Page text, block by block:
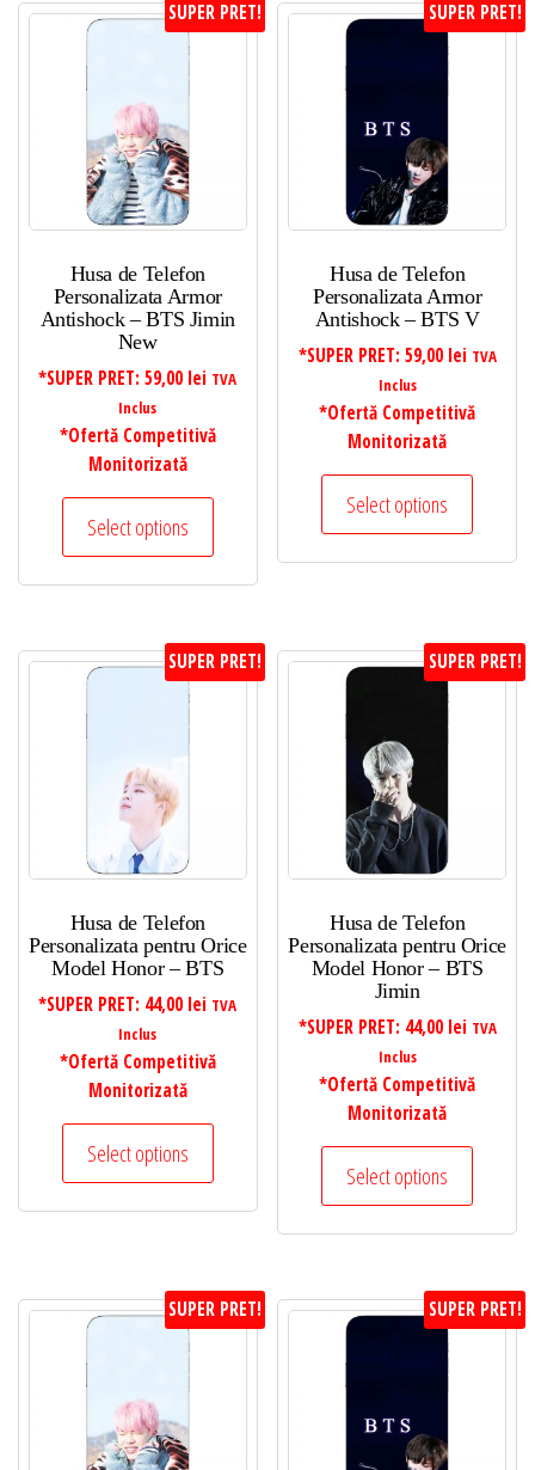
SUPER PRET!
Husa de Telefon
Personalizata Armor
Antishock – BTS Jimin
New
*SUPER PRET:59,00 lei TVA
Inclus
*Ofertă Competitivă
Monitorizată
Select options
SUPER PRET!
Husa de Telefon
Personalizata Armor
Antishock – BTS V
*SUPER PRET: 59,00 lei TVA
Inclus
*Ofertă Competitivă
Monitorizată
Select options
SUPER PRET!
Husa de Telefon
Personalizata pentru Orice
Model Honor – BTS
*SUPER PRET: 44,00 lei TVA
Inclus
*Ofertă Competitivă
Monitorizată
Select options
SUPER PRET!
Husa de Telefon
Personalizata pentru Orice
Model Honor – BTS
Jimin
*SUPER PRET: 44,00 lei TVA
Inclus
*Ofertă Competitivă
Monitorizată
Select options
SUPER PRET! SUPER PRET!